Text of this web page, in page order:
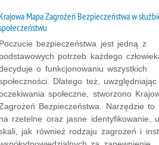
Krajowa Mapa Zagrożeń Bezpieczeństwa w
Poczucie bezpieczeństwa jest jedną z
podstawowych potrzeb każdego
o funkcjonowaniu wszystkich
Dlatego też, uwzględniając
społeczne, stworzono
Bezpieczeństwa. Narzędzie to
na rzetelne oraz jasne identyfikowanie,
jak również rodzaju zagrożeń i